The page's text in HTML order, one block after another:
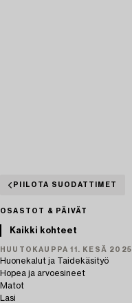
PIILOTA SUODATTIMET
OSASTOT & PÄIVÄT
Kaikki kohteet
HUUTOKAUPPA 11. KESÄ 2025
Huonekalut ja Taidekäsityö
Hopea ja arvoesineet
Matot
Lasi